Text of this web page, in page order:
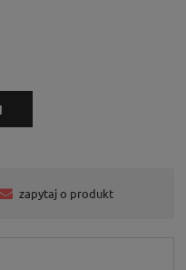
zapytaj o produkt